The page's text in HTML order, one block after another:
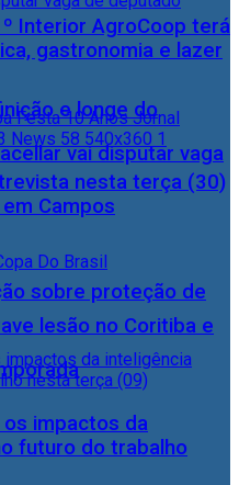
e longe do
vai disputar vaga
lesão no Coritiba e
Interior AgroCoop terá
gastronomia e lazer
nesta terça (30)
Campos
sobre proteção de
impactos da
futuro do trabalho